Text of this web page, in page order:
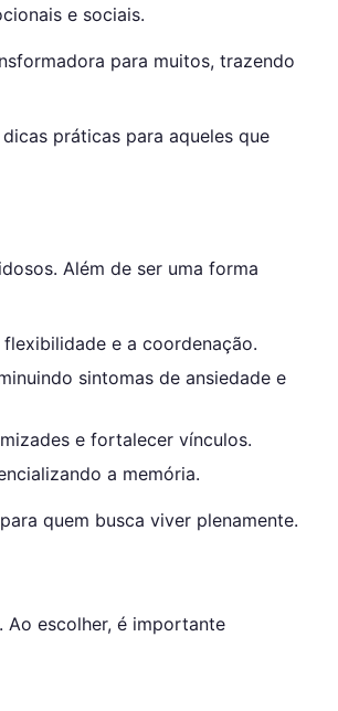
e sociais.
para muitos, trazendo
práticas para aqueles que
Além de ser uma forma
e a coordenação.
sintomas de ansiedade e
e fortalecer vínculos.
a memória.
quem busca viver plenamente.
Ao escolher, é importante